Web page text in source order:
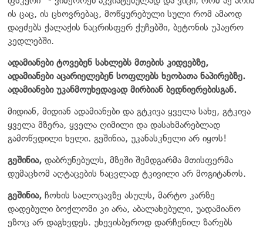
ის ცაც, ის ცხოვრებაც, მოწყურებული სული რომ ამაოდ
დაეძებს ქალაქის ნაცრისფერ ქუჩებში, ბეტონის უჰაერო
კედლებში.
ადამიანები ტოვებენ სახლებს მთების კიდეებზე,
ადამიანები აცარიელებენ სოფლებს ხეობათა ნაპირებზე.
ადამიანები უკანმოუხედავად მირბიან ბედნიერებისგან.
მიდიან, მიდიან ადამიანები და გტკივა ყველა სახე, გტკივა
ყველა მზერა, ყველა ღიმილი და დასახმარებლად
გამოწვდილი ხელი. გეშინია, უკანასკნელი არ იყოს!
გეშინია, დაბრუნებულს, მზეში შემდგარმა მთისფერმა
დუმაცხომ აღტაცების ნაცვლად ტკივილი არ მოგიტანოს.
გეშინია, ჩოხის სალოცავზე ასულს, მარტო კარზე
დადებული ბოქლომი კი არა, აბალახებული, უადამიანო
ეზოც არ დაგხვდეს. უხევისბეროდ დარჩენილ ზარებს